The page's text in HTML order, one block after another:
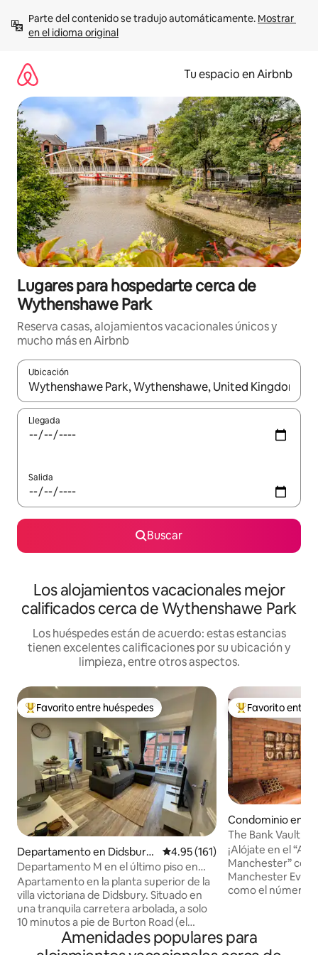
contenido
Parte del contenido se tradujo automáticamente. Mostrar
en el idioma original
Tu espacio en Airbnb
Lugares para hospedarte cerca de
Wythenshawe Park
Reserva casas, alojamientos vacacionales únicos y
mucho más en Airbnb
Ubicación
Cuando los resultados estén disponibles, podrás navegar
Llegada
Salida
Buscar
Los alojamientos vacacionales mejor
calificados cerca de Wythenshawe Park
Los huéspedes están de acuerdo: estas estancias
tienen excelentes calificaciones por su ubicación y
limpieza, entre otros aspectos.
De los mejores en Favorito entre huéspedes
Favorito entre huéspedes
Departamento en Didsbury
East
Calificación promedio: 4.95 de
4.95 (161)
Departamento M en el último piso en
Didsbury
Apartamento en la planta superior de la
villa victoriana de Didsbury. Situado en
una tranquila carretera arbolada, a solo
10 minutos a pie de Burton Road (el
corazón de West Didsbury) y Didsbury
Village. - Aparcamiento gratuito - Wifi
De los mejores
Favorito entre
Condominio en
ury
The Bank Vault
prensa
¡Alójate en el
Manchester”
Manchester Evening
como el número 2
verdadero placer
placer. Duerme en la sala de bóveda de
Amenidades populares para